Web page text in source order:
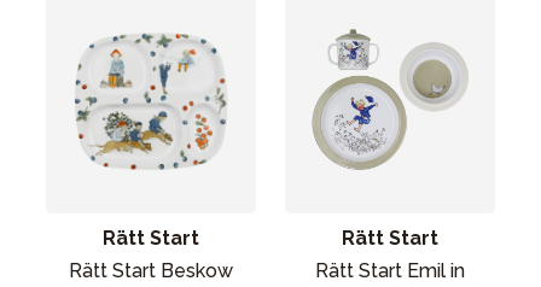
Rätt Start
Rätt Start Beskow
Rätt Start
Rätt Start Emil in